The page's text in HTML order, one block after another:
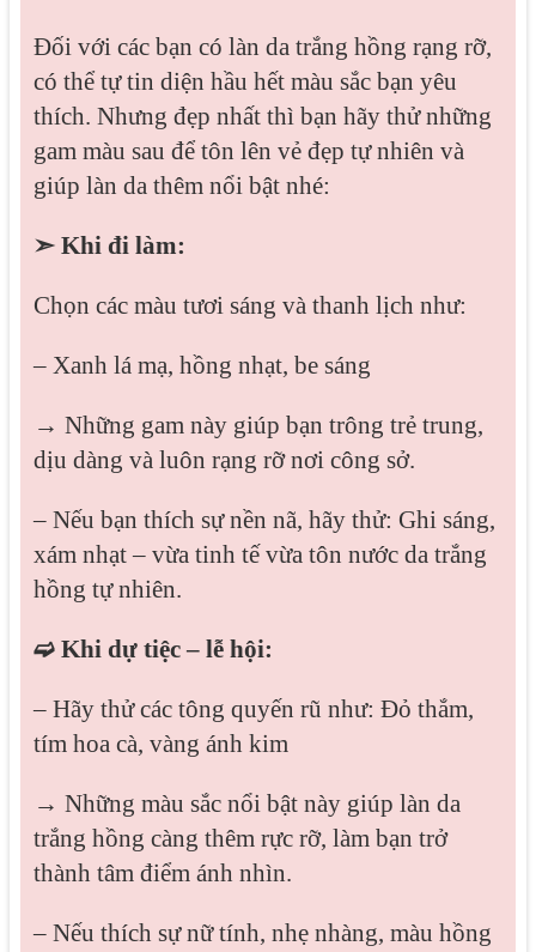
Đối với các bạn có làn da trắng hồng rạng rỡ,
có thể tự tin diện hầu hết màu sắc bạn yêu
thích. Nhưng đẹp nhất thì bạn hãy thử những
gam màu sau để tôn lên vẻ đẹp tự nhiên và
giúp làn da thêm nổi bật nhé:
➣ Khi đi làm:
Chọn các màu tươi sáng và thanh lịch như:
– Xanh lá mạ, hồng nhạt, be sáng
→ Những gam này giúp bạn trông trẻ trung,
dịu dàng và luôn rạng rỡ nơi công sở.
– Nếu bạn thích sự nền nã, hãy thử: Ghi sáng,
xám nhạt – vừa tinh tế vừa tôn nước da trắng
hồng tự nhiên.
➫ Khi dự tiệc – lễ hội:
– Hãy thử các tông quyến rũ như: Đỏ thắm,
tím hoa cà, vàng ánh kim
→ Những màu sắc nổi bật này giúp làn da
trắng hồng càng thêm rực rỡ, làm bạn trở
thành tâm điểm ánh nhìn.
– Nếu thích sự nữ tính, nhẹ nhàng, màu hồng